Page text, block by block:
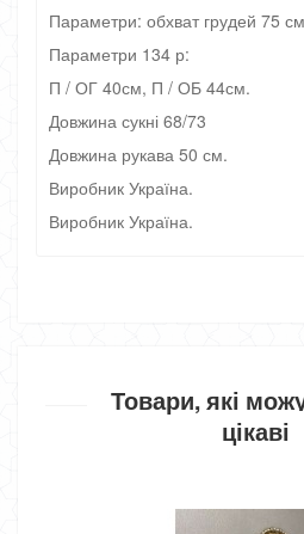
Параметри: обхват грудей 75
Параметри 134 р:
П / ОГ 40см, П / ОБ 44см.
Довжина сукні 68/73
Довжина рукава 50 см.
Виробник Україна.
Виробник Україна.
Товари, які
цікаві